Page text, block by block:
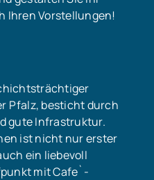
Ihren Vorstellungen!
Pfalz, besticht durch
gute Infrastruktur.
ist nicht nur erster
ein liebevoll
mit Cafe`-